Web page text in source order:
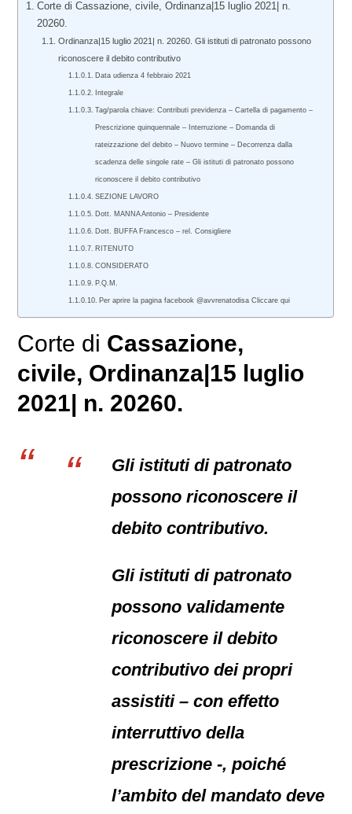
Corte di Cassazione, civile, Ordinanza|15 luglio 2021| n.
20260.
Ordinanza|15 luglio 2021| n. 20260. Gli istituti di patronato possono
riconoscere il debito contributivo
Data udienza 4 febbraio 2021
Integrale
Tag/parola chiave: Contributi previdenza – Cartella di pagamento –
Prescrizione quinquennale – Interruzione – Domanda di
rateizzazione del debito – Nuovo termine – Decorrenza dalla
scadenza delle singole rate – Gli istituti di patronato possono
riconoscere il debito contributivo
SEZIONE LAVORO
Dott. MANNA Antonio – Presidente
Dott. BUFFA Francesco – rel. Consigliere
RITENUTO
CONSIDERATO
P.Q.M.
Per aprire la pagina facebook @avvrenatodisa Cliccare qui
Corte di Cassazione,
civile, Ordinanza|15 luglio
2021| n. 20260.
Gli istituti di patronato
possono riconoscere il
debito contributivo.
Gli istituti di patronato
possono validamente
riconoscere il debito
contributivo dei propri
assistiti – con effetto
interruttivo della
prescrizione -, poiché
l’ambito del mandato deve